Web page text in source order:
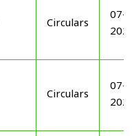
Circulars
07-
Circulars
07-